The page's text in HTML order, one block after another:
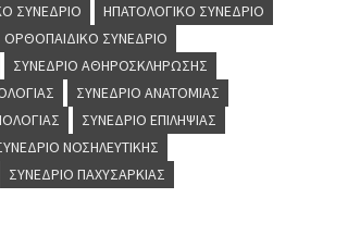
ΣΥΝΈΔΡΙΟ
ΗΠΑΤΟΛΟΓΙΚΌ ΣΥΝΈΔΡΙΟ
ΟΡΘΟΠΑΙΔΙΚΌ ΣΥΝΈΔΡΙΟ
ΣΥΝΈΔΡΙΟ ΑΘΗΡΟΣΚΛΉΡΩΣΗΣ
ΣΥΝΈΔΡΙΟ ΑΝΑΤΟΜΊΑΣ
ΣΥΝΈΔΡΙΟ ΕΠΙΛΗΨΊΑΣ
ΝΟΣΗΛΕΥΤΙΚΉΣ
ΣΥΝΈΔΡΙΟ ΠΑΧΥΣΑΡΚΊΑΣ